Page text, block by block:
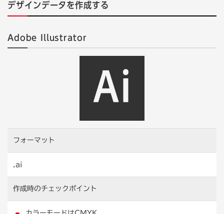
デザインデータを作成する
Adobe Illustrator
フォーマット
.ai
作成時のチェックポイント